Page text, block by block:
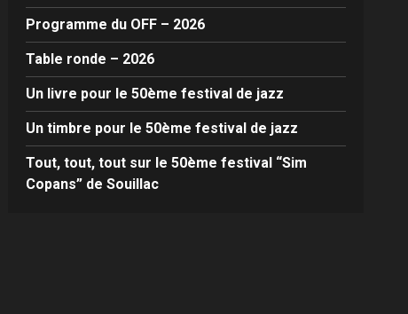
Programme du OFF – 2026
Table ronde – 2026
Un livre pour le 50ème festival de jazz
Un timbre pour le 50ème festival de jazz
Tout, tout, tout sur le 50ème festival “Sim
Copans” de Souillac